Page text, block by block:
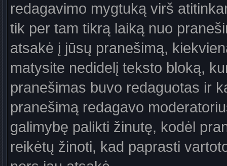
redagavimo mygtuką virš
tik per tam tikrą laiką nuo
atsakė į jūsų pranešimą,
matysite nedidelį teksto bloką,
pranešimas buvo redaguotas ir
pranešimą redagavo
galimybę palikti žinutę, kodėl
reikėtų žinoti, kad paprasti